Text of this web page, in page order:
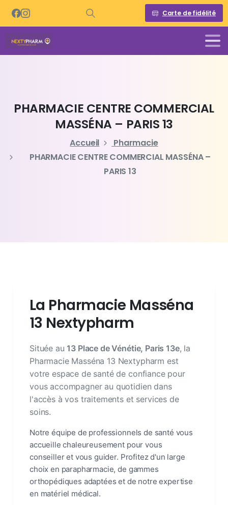
Carte de fidélité
PHARMACIE CENTRE COMMERCIAL
MASSÉNA – PARIS13
Accueil
Pharmacie
PHARMACIE CENTRE COMMERCIAL MASSÉNA –
PARIS 13
La Pharmacie Masséna
13 Nextypharm
Située au 13 Place de Vénétie, Paris 13e, la
Pharmacie Masséna 13 Nextypharm est
votre espace de santé de confiance pour
vous accompagner au quotidien dans
l'accès à vos traitements et services de
soins.
Notre équipe de professionnels de santé vous
accueille chaleureusement pour vous
conseiller et vous guider. Profitez d'un large
choix en parapharmacie, de gammes
orthopédiques adaptées et de notre expertise
en matériel médical.